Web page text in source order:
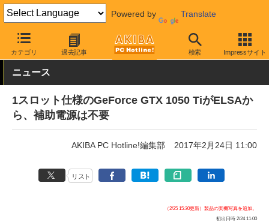
Powered by Translate
カテゴリ 過去記事 検索 Impressサイト
AKIBA PC Hotline! PCパーツ ビデオカード（グラフィックボード
ニュース
1スロット仕様のGeForce GTX 1050 TiがELSAか
ら、補助電源は不要
AKIBA PC Hotline!編集部 2017年2月24日 11:00
リスト
（2/25 15:30更新）製品の実機写真を追加。
初出日時 2/24 11:00